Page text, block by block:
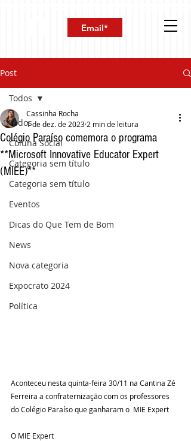
Post
Todos
Coluna Social
Categoria sem título
Categoria sem título
Eventos
Dicas do Que Tem de Bom
News
Nova categoria
Expocrato 2024
Política
Todos
Colégio Paraíso comemora o programa
**Microsoft Innovative Educator Expert
(MIEE)**
Cassinha Rocha
1 de dez. de 2023 2 min de leitura
Aconteceu nesta quinta-feira 30/11 na Cantina Zé
Ferreira a confraternização com os professores
do Colégio Paraíso que ganharam o  MIE Expert
O MIE Expert